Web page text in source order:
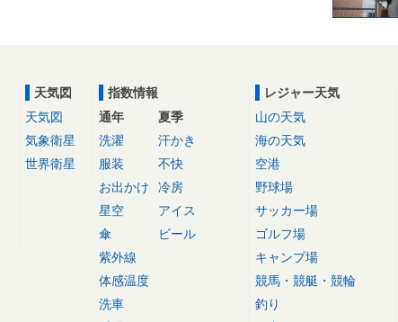
天気図
天気図
気象衛星
世界衛星
指数情報
通年
洗濯
服装
お出かけ
星空
傘
紫外線
体感温度
洗車
夏季
汗かき
不快
冷房
アイス
ビール
レジャー天気
山の天気
海の天気
空港
野球場
サッカー場
ゴルフ場
キャンプ場
競馬・競艇・競輪
釣り